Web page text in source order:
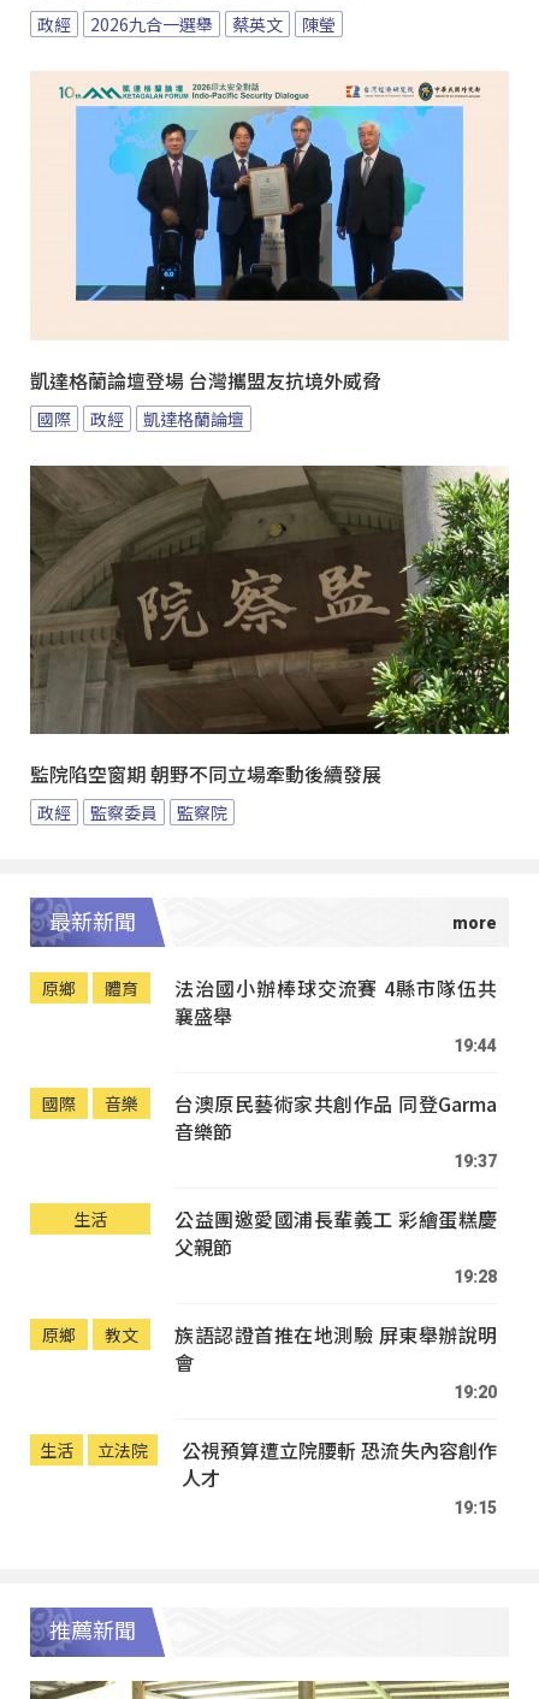
政經 2026九合一選舉 蔡英文 陳瑩
凱達格蘭論壇登場 台灣攜盟友抗境外威脅
國際 政經 凱達格蘭論壇
監院陷空窗期 朝野不同立場牽動後續發展
政經 監察委員 監察院
最新新聞
原鄉 體育
法治國小辦棒球交流賽 4縣市隊伍共
襄盛舉
19:44
國際 音樂
台澳原民藝術家共創作品 同登Garma
音樂節
19:37
生活
公益團邀愛國浦長輩義工 彩繪蛋糕慶
父親節
19:28
原鄉 教文
族語認證首推在地測驗 屏東舉辦說明
會
19:20
生活 立法院
公視預算遭立院腰斬 恐流失內容創作
人才
19:15
推薦新聞